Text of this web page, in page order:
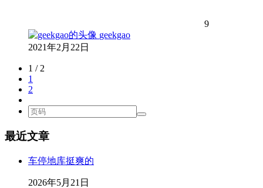
9
geekgao
2021年2月22日
1 / 2
1
2
最近文章
车停地库挺爽的
2026年5月21日